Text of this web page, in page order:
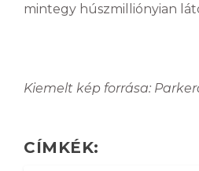
mintegy húszmilliónyian
Kiemelt kép forrása:
CÍMKÉK: